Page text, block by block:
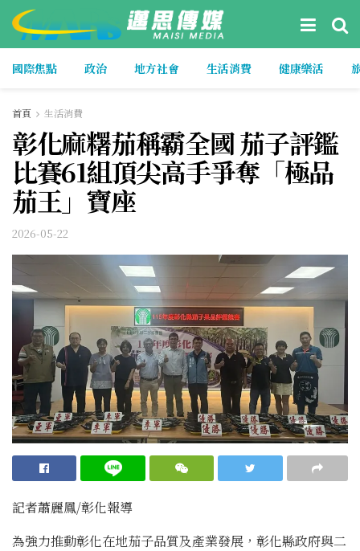
國際焦點 政治 地方社會 生活消費 健康樂活
首頁 生活消費
彰化麻糬茄稱霸全國 茄子評鑑
比賽61組頂尖高手爭奪「極品
茄王」寶座
2026-05-22
記者蕭麗鳳/彰化報導
為強力推動彰化在地茄子品質及產業發展，彰化縣政府與二